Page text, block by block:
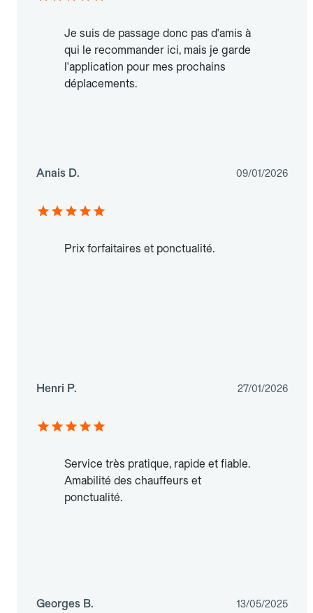
Je suis de passage donc pas d'amis à
qui le recommander ici, mais je garde
l'application pour mes prochains
déplacements.
Anais D. 09/01/2026
Prix forfaitaires et ponctualité.
Henri P. 27/01/2026
Service très pratique, rapide et fiable.
Amabilité des chauffeurs et
ponctualité.
Georges B. 13/05/2025